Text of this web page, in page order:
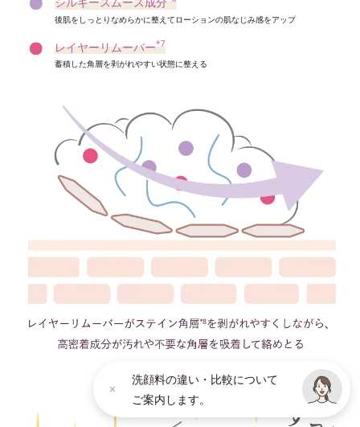
後肌をしっとりなめらかに整えてローションの肌なじみ感をアップ
レイヤーリムーバー*7
蓄積した角層を剥がれやすい状態に整える
洗顔料の違い・比較について
ご案内します。